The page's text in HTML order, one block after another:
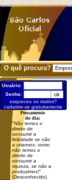
O quê procura?
Usuário:
Senha:
esqueceu os dados?
cadastre-se gratuitamente
Pensamento
do dia:
"Não temos o
direito de
consumir a
felicidade se não
a criarmos: como
não temos o
direito de
consumir a
riqueza, se não a
produzimos!"
(Desconhecido)